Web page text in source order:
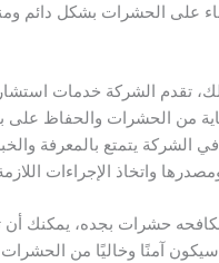
على الحشرات بشكل دائم
تقدم الشركة خدمات
من الحشرات والحفاظ على
الشركة يتمتع بالمعرفة
واتخاذ الإجراءات
حشرات بجده، يمكنك
آمنًا وخاليًا من